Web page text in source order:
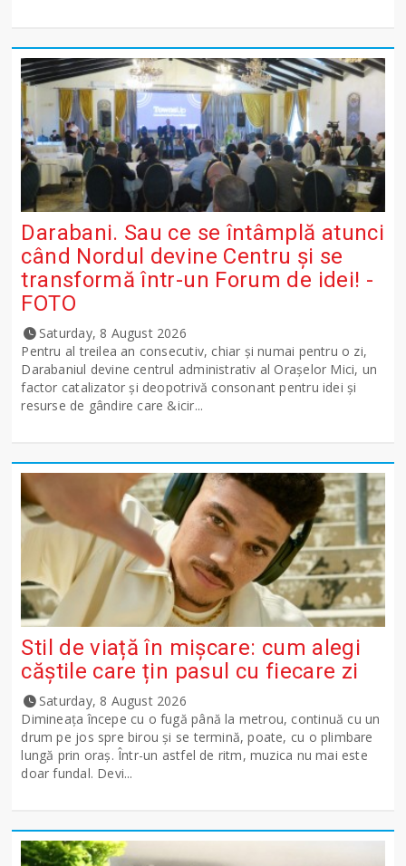
Darabani. Sau ce se întâmplă atunci
când Nordul devine Centru și se
transformă într-un Forum de idei! -
FOTO
Saturday, 8 August 2026
Pentru al treilea an consecutiv, chiar și numai pentru o zi,
Darabaniul devine centrul administrativ al Orașelor Mici, un
factor catalizator și deopotrivă consonant pentru idei și
resurse de gândire care &icir...
Stil de viață în mișcare: cum alegi
căștile care țin pasul cu fiecare zi
Saturday, 8 August 2026
Dimineața începe cu o fugă până la metrou, continuă cu un
drum pe jos spre birou și se termină, poate, cu o plimbare
lungă prin oraș. Într-un astfel de ritm, muzica nu mai este
doar fundal. Devi...